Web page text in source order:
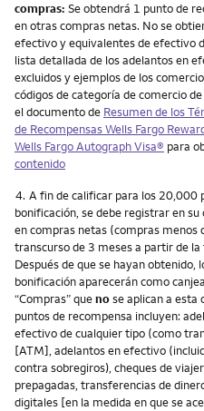
compras: Se obtendrá 1 punto de
en otras compras netas. No se
efectivo y equivalentes de efectivo
lista detallada de los adelantos en
excluidos y ejemplos de los
códigos de categoría de comercio
el documento de Resumen de los
de Recompensas Wells Fargo
Wells Fargo Autograph Visa® para
contenido
Nota
4. A fin de calificar para los 20,000
bonificación, se debe registrar en
en compras netas (compras menos
transcurso de 3 meses a partir de
Después de que se hayan obtenido,
bonificación aparecerán como
“Compras” quenose aplican a esta
puntos de recompensa incluyen:
efectivo de cualquier tipo (como
[ATM], adelantos en efectivo
contra sobregiros), cheques de
prepagadas, transferencias de
digitales [en la medida en que se